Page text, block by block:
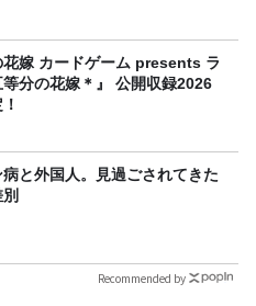
花嫁 カードゲーム presents ラ
等分の花嫁＊』 公開収録2026
と外国人。見過ごされてきた
Recommended by